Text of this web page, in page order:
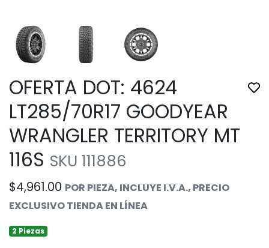
OFERTA DOT: 4624
LT285/70R17 GOODYEAR
WRANGLER TERRITORY MT
116S SKU 111886
$4,961.00 POR PIEZA, INCLUYE I.V.A., PRECIO
EXCLUSIVO TIENDA EN LÍNEA
2 Piezas